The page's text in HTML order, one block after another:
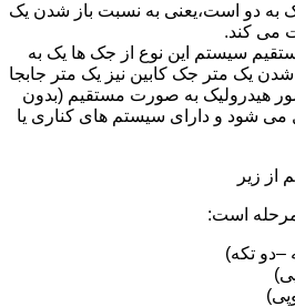
به دو است،یعنی به نسبت باز شدن یک
می کند.
سیستم این نوع از جک ها یک به
یک متر جک کابین نیز یک متر جابجا
هیدرولیک به صورت مستقیم (بدون
شود و دارای سیستم های کناری یا
از زیر
است:
–دو تکه)